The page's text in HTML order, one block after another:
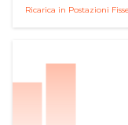
Ricarica in Postazioni Fisse